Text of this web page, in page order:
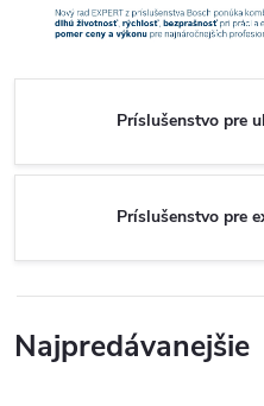
Príslušenstvo pre
Príslušenstvo pre
Najpredávanejšie